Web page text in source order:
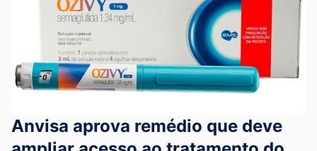
Anvisa aprova remédio que deve